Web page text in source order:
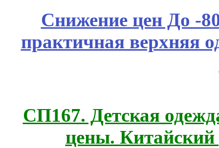
Снижение цен До -
практичная верхняя
СП167. Детская
цены.